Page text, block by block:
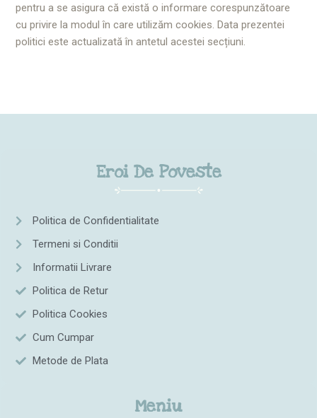
pentru a se asigura că există o informare corespunzătoare
cu privire la modul în care utilizăm cookies. Data prezentei
politici este actualizată în antetul acestei secțiuni.
Eroi De Poveste
Politica de Confidentialitate
Termeni si Conditii
Informatii Livrare
Politica de Retur
Politica Cookies
Cum Cumpar
Metode de Plata
Meniu